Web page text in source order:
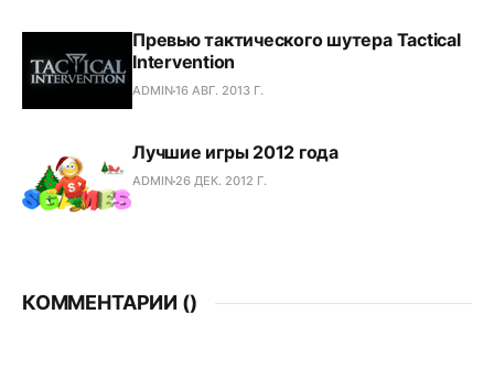
Превью тактического шутера Tactical
Intervention
ADMIN16 АВГ. 2013 Г.
Лучшие игры 2012 года
ADMIN 26 ДЕК. 2012 Г.
КОММЕНТАРИИ ()